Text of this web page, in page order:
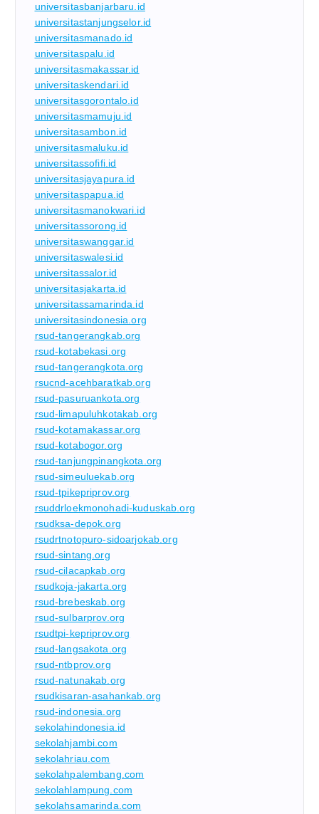
universitasbanjarbaru.id
universitastanjungselor.id
universitasmanado.id
universitaspalu.id
universitasmakassar.id
universitaskendari.id
universitasgorontalo.id
universitasmamuju.id
universitasambon.id
universitasmaluku.id
universitassofifi.id
universitasjayapura.id
universitaspapua.id
universitasmanokwari.id
universitassorong.id
universitaswanggar.id
universitaswalesi.id
universitassalor.id
universitasjakarta.id
universitassamarinda.id
universitasindonesia.org
rsud-tangerangkab.org
rsud-kotabekasi.org
rsud-tangerangkota.org
rsucnd-acehbaratkab.org
rsud-pasuruankota.org
rsud-limapuluhkotakab.org
rsud-kotamakassar.org
rsud-kotabogor.org
rsud-tanjungpinangkota.org
rsud-simeuluekab.org
rsud-tpikepriprov.org
rsuddrloekmonohadi-kuduskab.org
rsudksa-depok.org
rsudrtnotopuro-sidoarjokab.org
rsud-sintang.org
rsud-cilacapkab.org
rsudkoja-jakarta.org
rsud-brebeskab.org
rsud-sulbarprov.org
rsudtpi-kepriprov.org
rsud-langsakota.org
rsud-ntbprov.org
rsud-natunakab.org
rsudkisaran-asahankab.org
rsud-indonesia.org
sekolahindonesia.id
sekolahjambi.com
sekolahriau.com
sekolahpalembang.com
sekolahlampung.com
sekolahsamarinda.com